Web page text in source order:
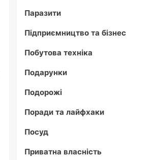
Паразити
Підприємництво та бізнес
Побутова техніка
Подарунки
Подорожі
Поради та лайфхаки
Посуд
Приватна власність